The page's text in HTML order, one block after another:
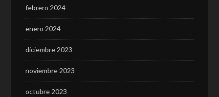
febrero 2024
enero 2024
diciembre 2023
noviembre 2023
octubre 2023